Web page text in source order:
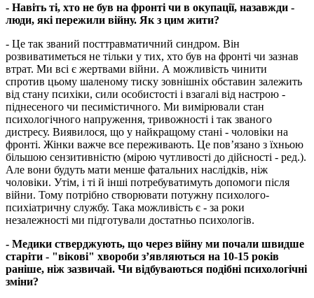
- Навіть ті, хто не був на фронті чи в окупації, назавжди -
люди, які пережили війну. Як з цим жити?
- Це так званий посттравматичний синдром. Він
розвиватиметься не тільки у тих, хто був на фронті чи зазнав
втрат. Ми всі є жертвами війни. А можливість чинити
спротив цьому шаленому тиску зовнішніх обставин залежить
від стану психіки, сили особистості і взагалі від настрою -
піднесеного чи песимістичного. Ми вимірювали стан
психологічного напруження, тривожності і так званого
дистресу. Виявилося, що у найкращому стані - чоловіки на
фронті. Жінки важче все переживають. Це пов’язано з їхньою
більшою сензитивністю (мірою чутливості до дійсності - ред.).
Але вони будуть мати менше фатальних наслідків, ніж
чоловіки. Утім, і ті й інші потребуватимуть допомоги після
війни. Тому потрібно створювати потужну психолого-
психіатричну службу. Така можливість є - за роки
незалежності ми підготували достатньо психологів.
- Медики стверджують, що через війну ми почали швидше
старіти - "вікові" хвороби з’являються на 10-15 років
раніше, ніж зазвичай. Чи відбуваються подібні психологічні
зміни?